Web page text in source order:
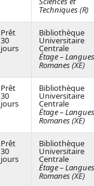
Techniques (R)
Prêt
30
jours
Bibliothèque
Universitaire
Centrale
Étage – Langues
Romanes (XE)
Prêt
30
jours
Bibliothèque
Universitaire
Centrale
Étage – Langues
Romanes (XE)
Prêt
30
jours
Bibliothèque
Universitaire
Centrale
Étage – Langues
Romanes (XE)